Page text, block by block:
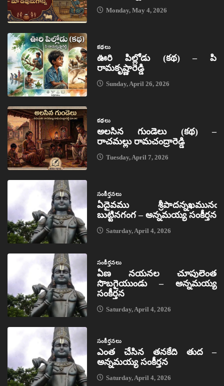
Monday, May 4, 2026
కథలు
ఊరి పిల్లోడు (కథ) – పి
రామకృష్ణారెడ్డి
Sunday, April 26, 2026
కథలు
అలసిన గుండెలు (కథ) –
రాచమల్లు రామచంద్రారెడ్డి
Tuesday, April 7, 2026
సంకీర్తనలు
ఏదైవము శ్రీపాదన్నఖమునఁ
బుట్టినగంగ – అన్నమయ్య సంకీర్తన
Saturday, April 4, 2026
సంకీర్తనలు
ఏణ నయనల చూపులెంత
సొబగైయుండు – అన్నమయ్య
సంకీర్తన
Saturday, April 4, 2026
సంకీర్తనలు
ఎంత చేసిన తనకేది తుద –
అన్నమయ్య సంకీర్తన
Saturday, April 4, 2026